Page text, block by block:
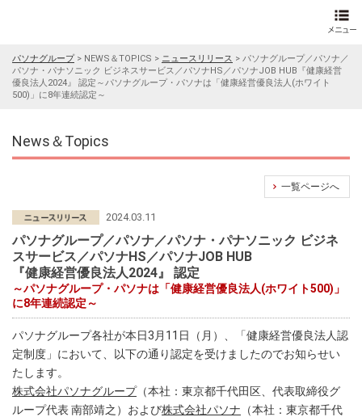
パソナグループ> NEWS＆TOPICS > ニュースリリース > パソナグループ／パソナ／
パソナ・パナソニック ビジネスサービス／パソナHS／パソナJOB HUB『健康経営
優良法人2024』 認定～パソナグループ・パソナは「健康経営優良法人(ホワイト
500)」に8年連続認定～
News＆Topics
一覧ページへ
2024.03.11
パソナグループ／パソナ／パソナ・パナソニック ビジネ
スサービス／パソナHS／パソナJOB HUB
『健康経営優良法人2024』 認定
～パソナグループ・パソナは「健康経営優良法人(ホワイト500)」
に8年連続認定～
パソナグループ各社が本日3月11日（月）、「健康経営優良法人認
定制度」において、以下の通り認定を受けましたのでお知らせい
たします。
株式会社パソナグループ（本社：東京都千代田区、代表取締役グ
ループ代表 南部靖之）および株式会社パソナ （本社：東京都千代